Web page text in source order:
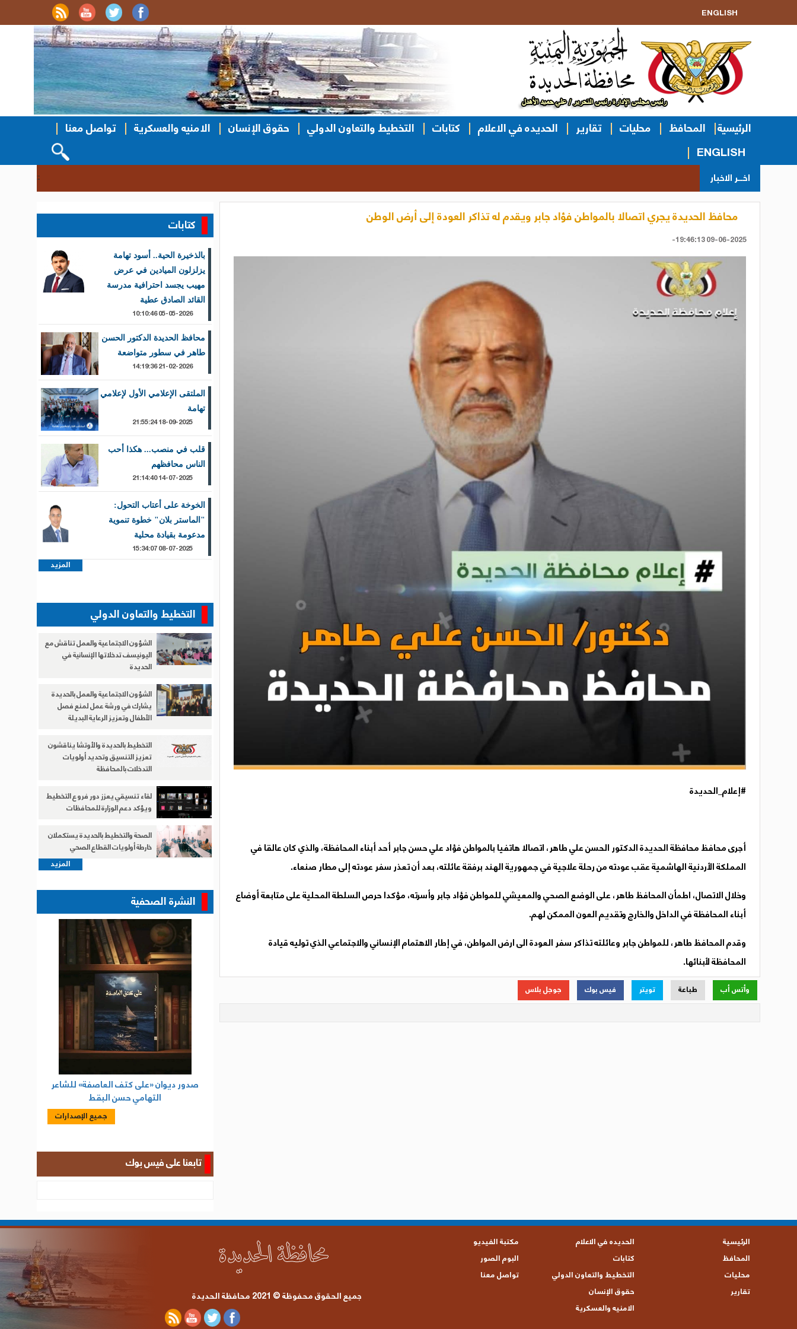
ENGLISH
الرئيسية المحافظ محليات تقارير الحديده في الاعلام كتابات التخطيط والتعاون الدولي حقوق الإنسان الامنيه والعسكرية
تواصل معنا
ENGLISH
اخــر الاخبار نزول
محافظ الحديدة يجري اتصالا بالمواطن فؤاد جابر ويقدم له تذاكر العودة إلى أرض الوطن
09-06-2025 19:46:13-
#إعلام_الحديدة
أجرى محافظ محافظة الحديدة الدكتور الحسن علي طاهر، اتصالا هاتفيا بالمواطن فؤاد علي حسن جابر أحد أبناء المحافظة، والذي كان عالقا في
المملكة الأردنية الهاشمية عقب عودته من رحلة علاجية في جمهورية الهند برفقة عائلته، بعد أن تعذر سفر عودته إلى مطار صنعاء.
وخلال الاتصال، اطمأن المحافظ طاهر، على الوضع الصحي والمعيشي للمواطن فؤاد جابر وأسرته، مؤكدا حرص السلطة المحلية على متابعة أوضاع
أبناء المحافظة في الداخل والخارج وتقديم العون الممكن لهم.
وقدم المحافظ طاهر، للمواطن جابر وعائلته تذاكر سفر العودة الى ارض المواطن، في إطار الاهتمام الإنساني والاجتماعي الذي توليه قيادة
المحافظة لأبنائها.
وأتس أب طباعة تويتر فيس بوك جوجل بلاس
كتابات
بالذخيرة الحية.. أسود تهامة
يزلزلون الميادين في عرض
مهيب يجسد احترافية مدرسة
القائد الصادق عطية
05-05-2026 10:10:46
محافظ الحديدة الدكتور الحسن
طاهر في سطور متواضعة
21-02-2026 14:19:36
الملتقى الإعلامي الأول لإعلامي
تهامة
18-09-2025 21:55:24
قلب في منصب... هكذا أحب
الناس محافظهم
14-07-2025 21:14:40
الخوخة على أعتاب التحول:
"الماستر بلان" خطوة تنموية
مدعومة بقيادة محلية
08-07-2025 15:34:07
المزيد
التخطيط والتعاون الدولي
الشؤون الاجتماعية والعمل تناقش مع
اليونيسف تدخلاتها الإنسانية في
الحديدة
الشؤون الاجتماعية والعمل بالحديدة
يشارك في ورشة عمل لمنع فصل
الأطفال وتعزيز الرعاية البديلة
التخطيط بالحديدة والأوتشا يناقشون
تعزيز التنسيق وتحديد أولويات
التدخلات بالمحافظة
لقاء تنسيقي يعزز دور فروع التخطيط
ويؤكد دعم الوزارة للمحافظات
الصحة والتخطيط بالحديدة يستكملان
خارطة أولويات القطاع الصحي
المزيد
النشرة الصحفية
صدور ديوان «على كتف العاصفة» للشاعر
التهامي حسن البقط
جميع الإصدارات
تابعنا على فيس بوك
الرئيسية
المحافظ
محليات
تقارير
الحديده في الاعلام
كتابات
التخطيط والتعاون الدولي
حقوق الإنسان
الامنيه والعسكرية
مكتبة الفيديو
البوم الصور
تواصل معنا
جميع الحقوق محفوظة © 2021 محافظة الحديدة